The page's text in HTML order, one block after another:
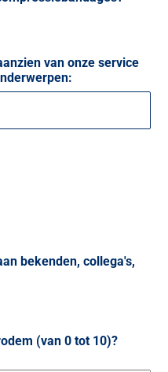
van onze service
bekenden, collega's,
(van 0 tot 10)?